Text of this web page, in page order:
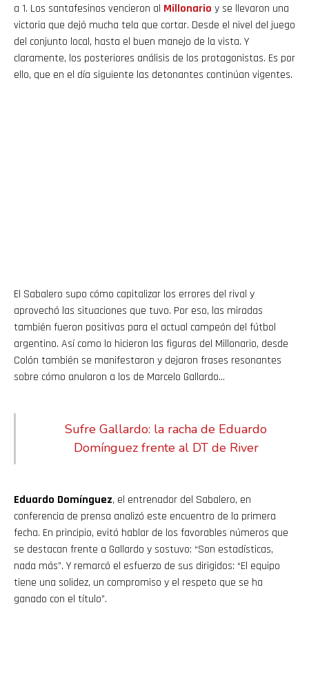
a 1. Los santafesinos vencieron al Millonario y se llevaron una
victoria que dejó mucha tela que cortar. Desde el nivel del juego
del conjunto local, hasta el buen manejo de la vista. Y
claramente, los posteriores análisis de los protagonistas. Es por
ello, que en el día siguiente las detonantes continúan vigentes.
El Sabalero supo cómo capitalizar los errores del rival y
aprovechó las situaciones que tuvo. Por eso, las miradas
también fueron positivas para el actual campeón del fútbol
argentino. Así como lo hicieron las figuras del Millonario, desde
Colón también se manifestaron y dejaron frases resonantes
sobre cómo anularon a los de Marcelo Gallardo…
Sufre Gallardo: la racha de Eduardo
Domínguez frente al DT de River
Eduardo Domínguez, el entrenador del Sabalero, en
conferencia de prensa analizó este encuentro de la primera
fecha. En principio, evitó hablar de los favorables números que
se destacan frente a Gallardo y sostuvo: “Son estadísticas,
nada más”. Y remarcó el esfuerzo de sus dirigidos: “El equipo
tiene una solidez, un compromiso y el respeto que se ha
ganado con el título”.